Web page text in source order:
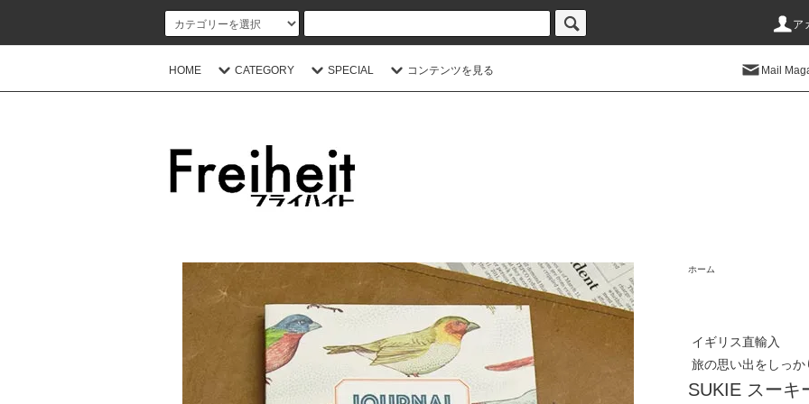
ア
HOME CATEGORY SPECIAL コンテンツを見る Mail
ホーム
イギリス直輸入
旅の思い出をしっ
SUKIE スーキ